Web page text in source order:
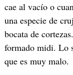
cae al vacío o
una especie de
bocata de
formado midi. Lo
que es muy malo.